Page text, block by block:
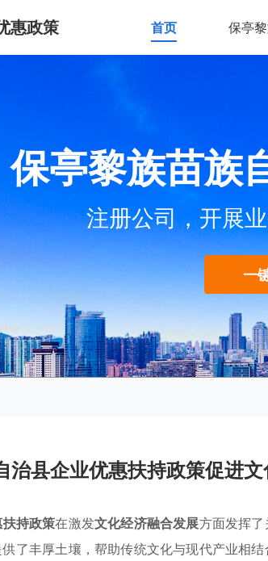
惠政策 首页 保亭
保亭黎族苗族
注册公司，开展
一
治县企业优惠扶持政策促进
持政策在激发文化经济融合发展方面发挥
了丰厚土壤，帮助传统文化与现代产业相